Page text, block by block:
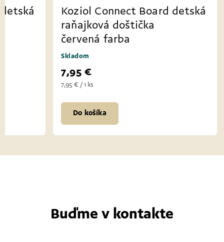
Koziol Connect Board detská
raňajková doštička
červená farba
Skladom
7,95 €
7,95 € / 1 ks
Do košíka
Buďme v kontakte